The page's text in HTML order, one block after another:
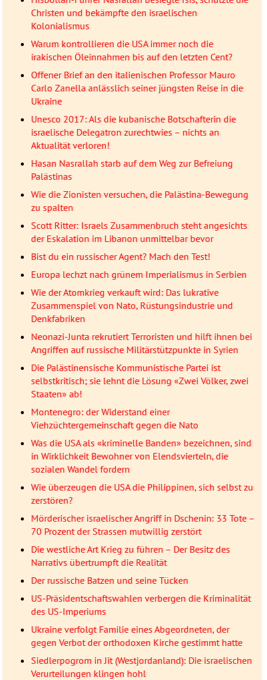
Christen und bekämpfte den israelischen
Kolonialismus
Warum kontrollieren die USA immer noch die
irakischen Öleinnahmen bis auf den letzten Cent?
Offener Brief an den italienischen Professor Mauro
Carlo Zanella anlässlich seiner jüngsten Reise in die
Ukraine
Unesco 2017: Als die kubanische Botschafterin die
israelische Delegatron zurechtwies – nichts an
Aktualität verloren!
Hasan Nasrallah starb auf dem Weg zur Befreiung
Palästinas
Wie die Zionisten versuchen, die Palästina-Bewegung
zu spalten
Scott Ritter: Israels Zusammenbruch steht angesichts
der Eskalation im Libanon unmittelbar bevor
Bist du ein russischer Agent? Mach den Test!
Europa lechzt nach grünem Imperialismus in Serbien
Wie der Atomkrieg verkauft wird: Das lukrative
Zusammenspiel von Nato, Rüstungsindustrie und
Denkfabriken
Neonazi-Junta rekrutiert Terroristen und hilft ihnen bei
Angriffen auf russische Militärstützpunkte in Syrien
Die Palästinensische Kommunistische Partei ist
selbstkritisch; sie lehnt die Lösung «Zwei Völker, zwei
Staaten» ab!
Montenegro: der Widerstand einer
Viehzüchtergemeinschaft gegen die Nato
Was die USA als «kriminelle Banden» bezeichnen, sind
in Wirklichkeit Bewohner von Elendsvierteln, die
sozialen Wandel fordern
Wie überzeugen die USA die Philippinen, sich selbst zu
zerstören?
Mörderischer israelischer Angriff in Dschenin: 33 Tote –
70 Prozent der Strassen mutwillig zerstört
Die westliche Art Krieg zu führen – Der Besitz des
Narrativs übertrumpft die Realität
Der russische Batzen und seine Tücken
US-Präsidentschaftswahlen verbergen die Kriminalität
des US-Imperiums
Ukraine verfolgt Familie eines Abgeordneten, der
gegen Verbot der orthodoxen Kirche gestimmt hatte
Siedlerpogrom in Jit (Westjordanland): Die israelischen
Verurteilungen klingen hohl